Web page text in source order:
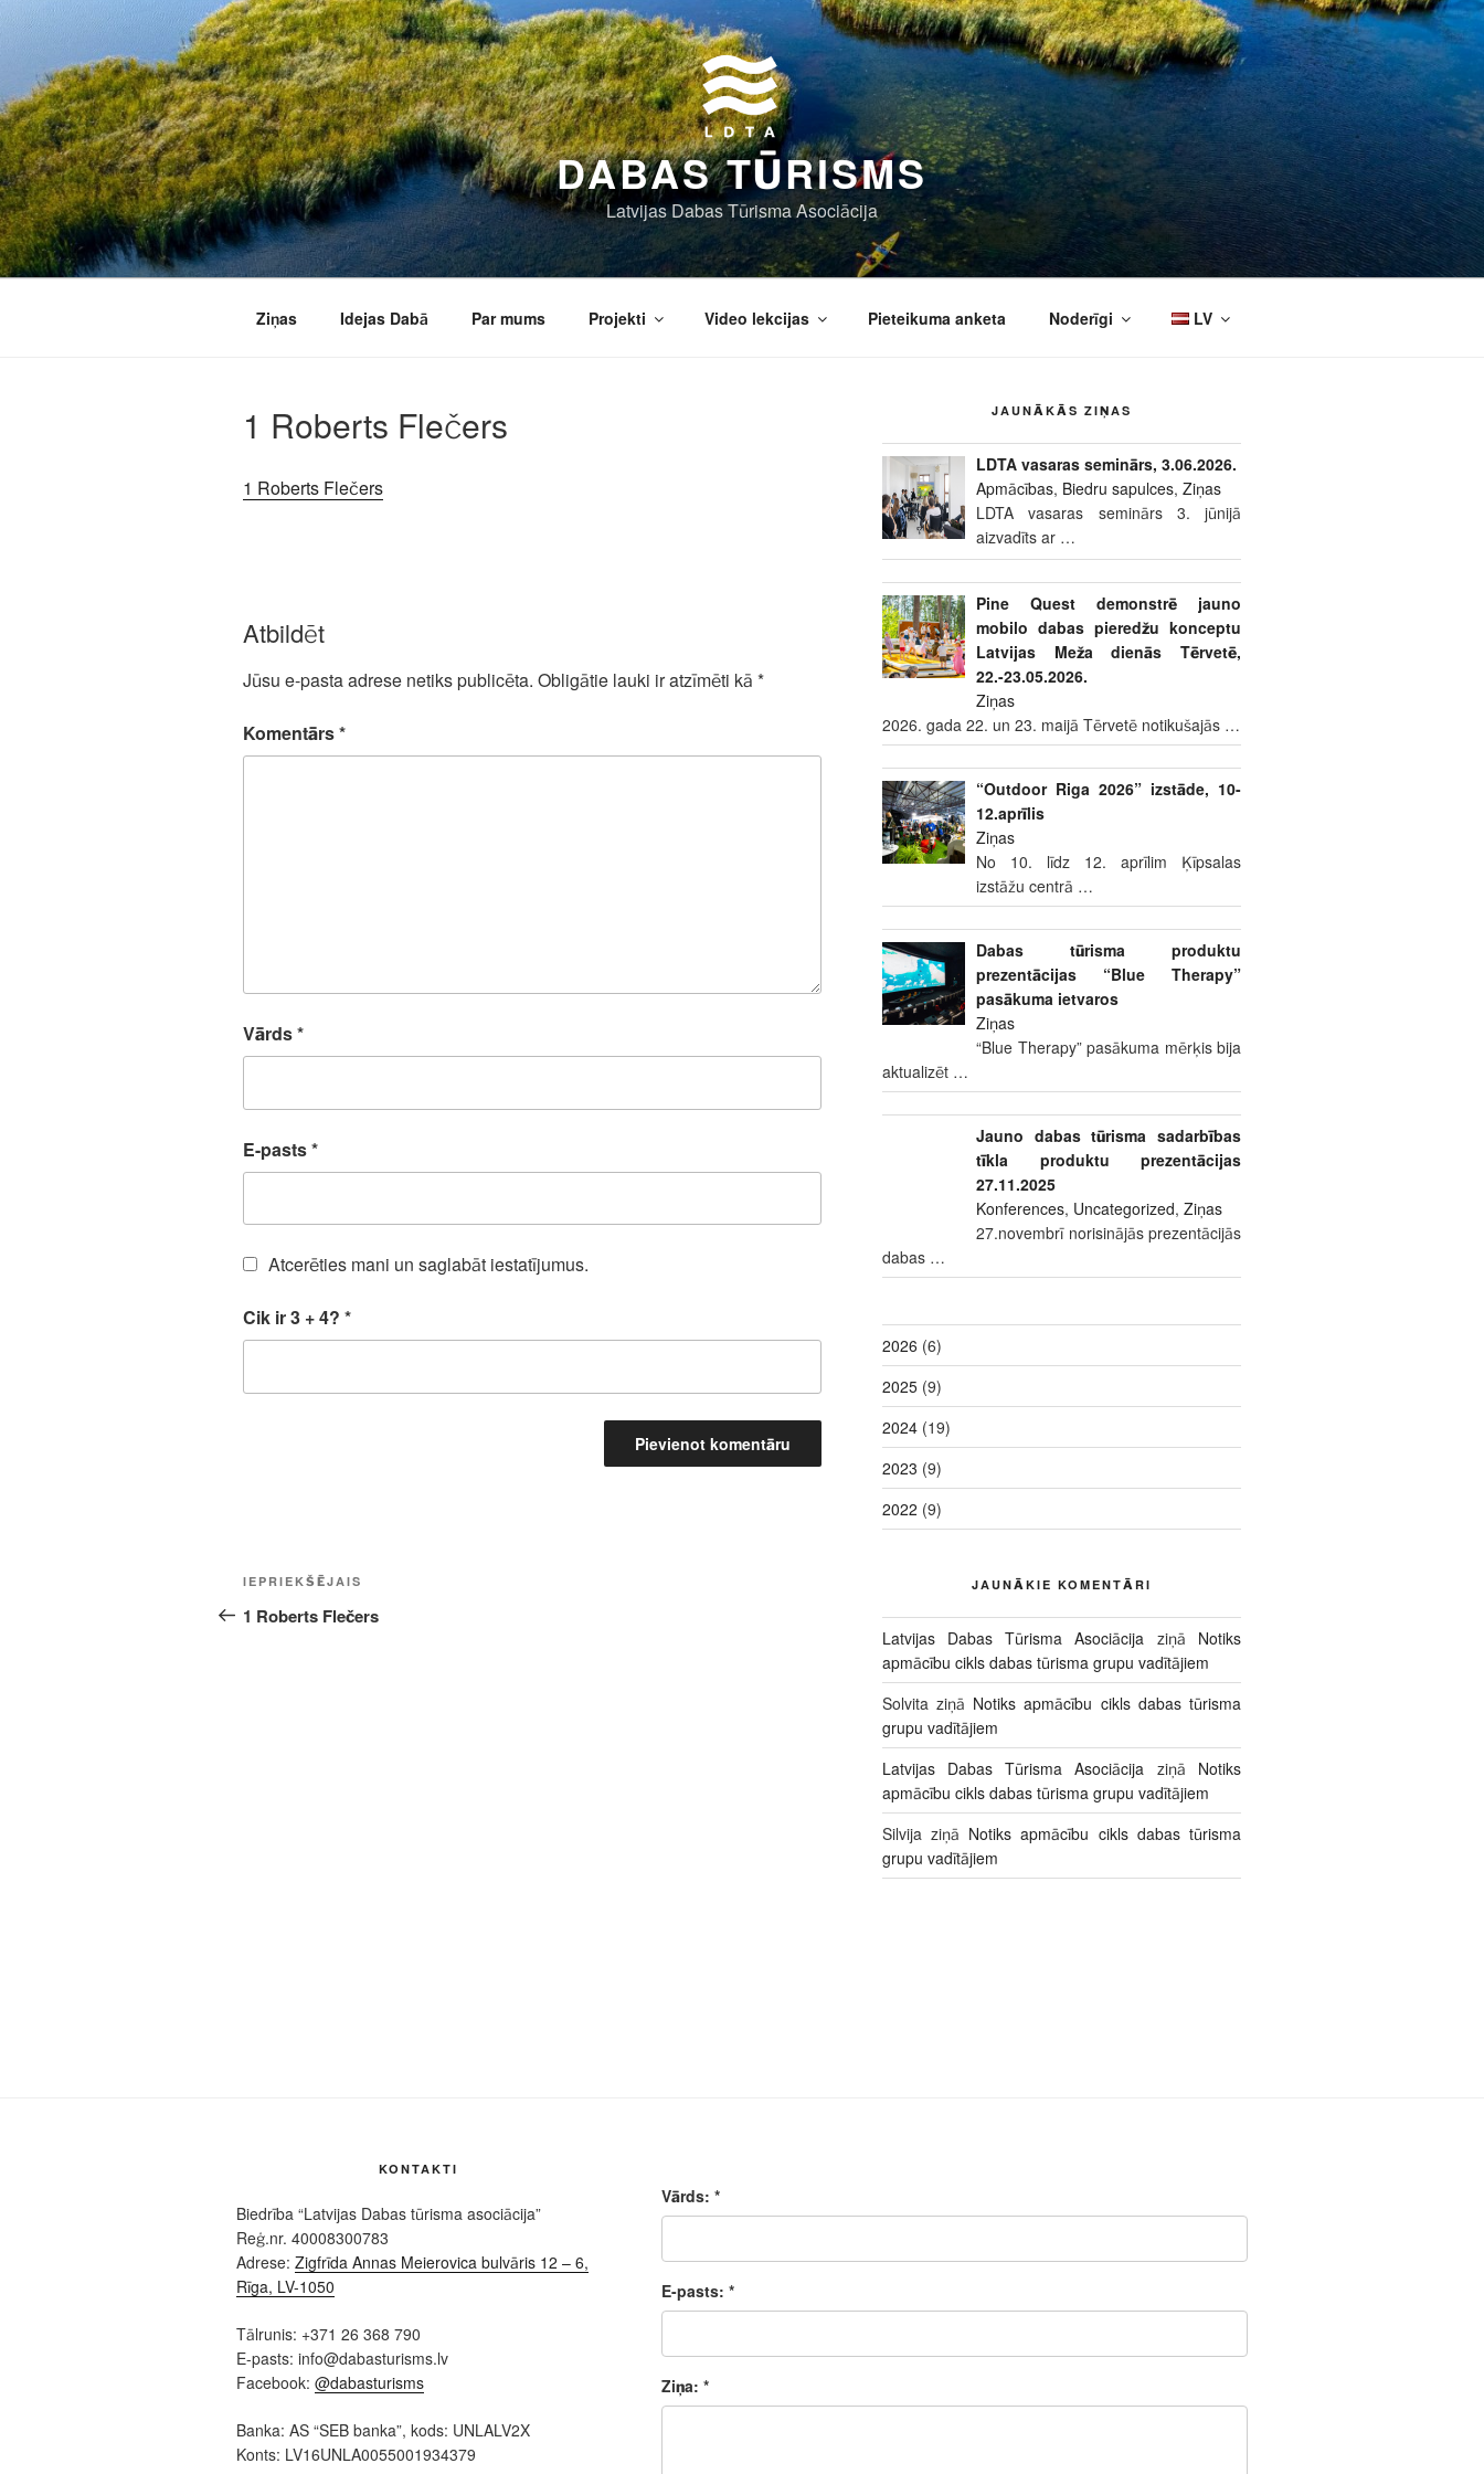
Doties
DABAS TŪRISMS
Latvijas Dabas Tūrisma Asociācija
Ziņas Idejas Dabā Par mums Projekti Video lekcijas Pieteikuma anketa Noderīgi LV
1 Roberts Flečers
1 Roberts Flečers
Atbildēt
Jūsu e-pasta adrese netiks publicēta. Obligātie lauki ir atzīmēti kā *
Komentārs*
Vārds*
E-pasts*
Atcerēties mani un saglabāt iestatījumus.
Cik ir 3 + 4? *
Ziņu
izvēlne
Iepriekšējā
ziņa:
IEPRIEKŠĒJAIS
1 Roberts Flečers
JAUNĀKĀS ZIŅAS
LDTA vasaras seminārs, 3.06.2026.
Apmācības, Biedru sapulces,Ziņas
LDTA vasaras seminārs 3. jūnijā
aizvadīts ar …
Pine Quest demonstrē jauno
mobilo dabas pieredžu konceptu
Latvijas Meža dienās Tērvetē,
22.-23.05.2026.
Ziņas
2026. gada 22. un 23. maijā Tērvetē notikušajās …
“Outdoor Riga 2026” izstāde, 10-
12.aprīlis
Ziņas
No 10. līdz 12. aprīlim Ķīpsalas
izstāžu centrā …
Dabas tūrisma produktu
prezentācijas “Blue Therapy”
pasākuma ietvaros
Ziņas
“Blue Therapy” pasākuma mērķis bija
aktualizēt …
Jauno dabas tūrisma sadarbības
tīkla produktu prezentācijas
27.11.2025
Konferences, Uncategorized,Ziņas
27.novembrī norisinājās prezentācijās
dabas …
2026 (6)
2025(9)
2024(19)
2023 (9)
2022 (9)
JAUNĀKIE KOMENTĀRI
Latvijas Dabas Tūrisma Asociācija ziņā Notiks
apmācību cikls dabas tūrisma grupu vadītājiem
Solvita ziņā Notiks apmācību cikls dabas tūrisma
grupu vadītājiem
Latvijas Dabas Tūrisma Asociācija ziņā Notiks
apmācību cikls dabas tūrisma grupu vadītājiem
Silvija ziņā Notiks apmācību cikls dabas tūrisma
grupu vadītājiem
KONTAKTI
Biedrība “Latvijas Dabas tūrisma asociācija”
Reģ.nr. 40008300783
Adrese: Zigfrīda Annas Meierovica bulvāris 12 – 6,
Rīga, LV-1050
Tālrunis: +371 26 368 790
E-pasts: info@dabasturisms.lv
Facebook: @dabasturisms
Banka: AS “SEB banka”, kods: UNLALV2X
Konts: LV16UNLA0055001934379
Vārds: *
E-pasts: *
Ziņa: *